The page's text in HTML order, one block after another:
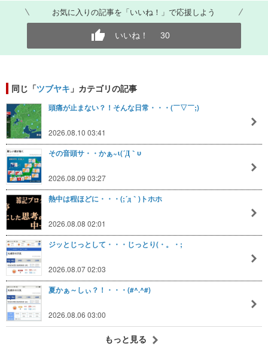
お気に入りの記事を「いいね！」で応援しよう
いいね！ 30
同じ「ツブヤキ 」カテゴリの記事
頭痛が止まない？！そんな日常・・・(￣▽￣;)
2026.08.10 03:41
その音頭サ・・かぁ~ι(´Д｀υ
2026.08.09 03:27
熱中は程ほどに・・・(;´д｀)トホホ
2026.08.08 02:01
ジッとじっとして・・・じっとり(・。・;
2026.08.07 02:03
夏かぁ～しぃ？！・・・(#^.^#)
2026.08.06 03:00
もっと見る